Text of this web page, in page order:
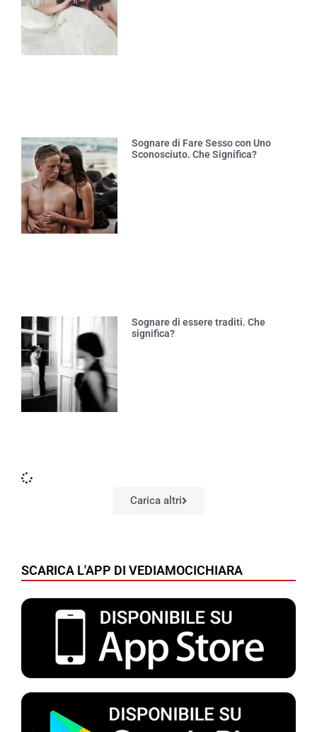
Sognare di Fare Sesso con Uno
Sconosciuto. Che Significa?
Sognare di essere traditi. Che
significa?
Carica altri
SCARICA L'APP DI VEDIAMOCICHIARA